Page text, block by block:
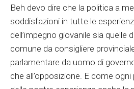
Beh devo dire che la politica a
soddisfazioni in tutte le
dell’impegno giovanile sia quelle
comune da consigliere
parlamentare da uomo di
che all’opposizione. E come